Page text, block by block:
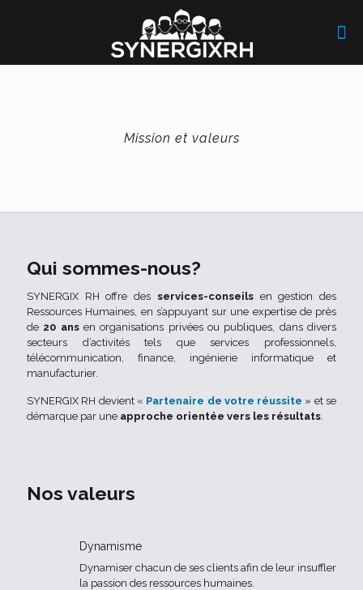
Mission et valeurs
Qui sommes-nous?
SYNERGIX RH offre des services-conseilsen gestion des
Ressources Humaines, en s’appuyant sur une expertise de près
de 20 ansen organisations privées ou publiques, dans divers
secteurs d’activités tels que services professionnels,
télécommunication, finance, ingénierie informatique et
manufacturier.
SYNERGIX RH devient « Partenaire de votre réussite » et se
démarque par une approche orientée vers les résultats.
Nos valeurs
Dynamisme
Dynamiser chacun de ses clients afin de leur insuffler
la passion des ressources humaines.